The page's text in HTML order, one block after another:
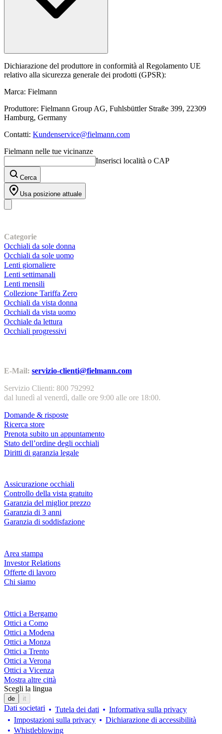
Dichiarazione del produttore in conformità al Regolamento UE
relativo alla sicurezza generale dei prodotti (GPSR):
Marca: Fielmann
Produttore: Fielmann Group AG, Fuhlsbüttler Straße 399, 22309
Hamburg, Germany
Contatti: Kundenservice@fielmann.com
Fielmann nelle tue vicinanze
Inserisci località o CAP
Cerca
Usa posizione attuale
Categorie
Occhiali da sole donna
Occhiali da sole uomo
Lenti giornaliere
Lenti settimanali
Lenti mensili
Collezione Tariffa Zero
Occhiali da vista donna
Occhiali da vista uomo
Occhiale da lettura
Occhiali progressivi
E-Mail: servizio-clienti@fielmann.com
Servizio Clienti: 800 792992
dal lunedì al venerdì, dalle ore 9:00 alle ore 18:00.
Domande & risposte
Ricerca store
Prenota subito un appuntamento
Stato dell’ordine degli occhiali
Diritti di garanzia legale
Assicurazione occhiali
Controllo della vista gratuito
Garanzia del miglior prezzo
Garanzia di 3 anni
Garanzia di soddisfazione
Area stampa
Investor Relations
Offerte di lavoro
Chi siamo
Ottici a Bergamo
Ottici a Como
Ottici a Modena
Ottici a Monza
Ottici a Trento
Ottici a Verona
Ottici a Vicenza
Mostra altre città
Scegli la lingua
de it
Dati societari Tutela dei dati
Informativa sulla privacy
Impostazioni sulla privacy
Dichiarazione di accessibilità
Whistleblowing